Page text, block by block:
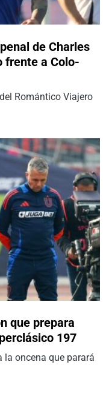
de Charles
frente a Colo-
Romántico Viajero
que prepara
197
la oncena que parará